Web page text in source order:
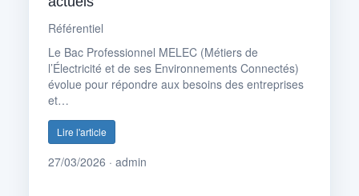
Référentiel
Le Bac Professionnel MELEC (Métiers de
l’Électricité et de ses Environnements Connectés)
évolue pour répondre aux besoins des entreprises
et…
Lire l'article
27/03/2026 · admin